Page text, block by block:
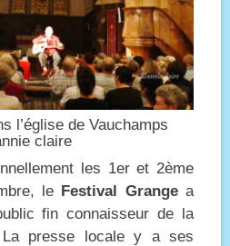
l’église de Vauchamps
claire
les 1er et 2ème
le Festival Grangea
fin connaisseur de la
La presse locale y a ses